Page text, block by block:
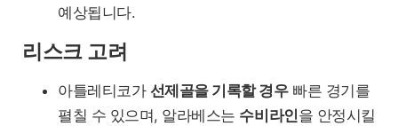
예상됩니다.
리스크 고려
아틀레티코가 선제골을 기록할 경우빠른 경기를
펼칠 수 있으며, 알라베스는 수비라인을 안정시킬